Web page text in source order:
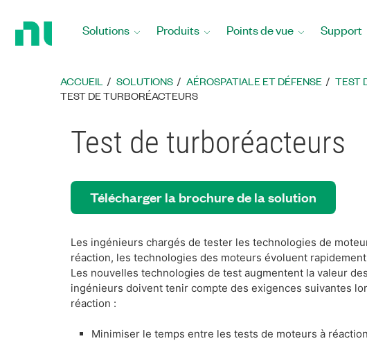
Solutions Produits Points de vue Support
ACCUEIL SOLUTIONS AÉROSPATIALE ET DÉFENSE TEST
TEST DE TURBORÉACTEURS
Test de turboréacteurs
Télécharger la brochure de la solution
Les ingénieurs chargés de tester les technologies de
réaction, les technologies des moteurs évoluent
Les nouvelles technologies de test augmentent la valeur
ingénieurs doivent tenir compte des exigences suivantes
réaction :
Minimiser le temps entre les tests de moteurs à